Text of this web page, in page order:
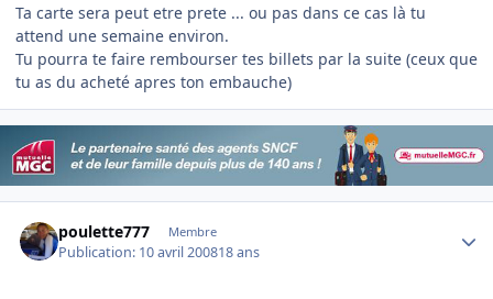
Ta carte sera peut etre prete ... ou pas dans ce cas là tu
attend une semaine environ.
Tu pourra te faire rembourser tes billets par la suite (ceux que
tu as du acheté apres ton embauche)
poulette777 Membre
Publication: 10 avril 200818 ans